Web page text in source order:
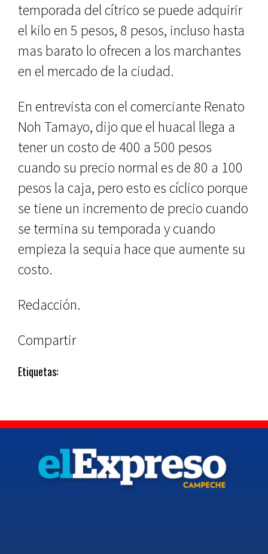
temporada del cítrico se puede adquirir
el kilo en 5 pesos, 8 pesos, incluso hasta
mas barato lo ofrecen a los marchantes
en el mercado de la ciudad.
En entrevista con el comerciante Renato
Noh Tamayo, dijo que el huacal llega a
tener un costo de 400 a 500 pesos
cuando su precio normal es de 80 a 100
pesos la caja, pero esto es cíclico porque
se tiene un incremento de precio cuando
se termina su temporada y cuando
empieza la sequia hace que aumente su
costo.
Redacción.
Compartir
Etiquetas: